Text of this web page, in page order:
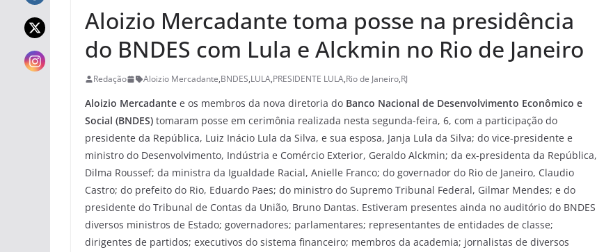
Aloizio Mercadante toma posse na presidência
do BNDES com Lula e Alckmin no Rio de Janeiro
Redação Aloizio Mercadante,BNDES,LULA,PRESIDENTE LULA,Rio de Janeiro,RJ
Aloizio Mercadante e os membros da nova diretoria do Banco Nacional de Desenvolvimento Econômico e
Social (BNDES) tomaram posse em cerimônia realizada nesta segunda-feira, 6, com a participação do
presidente da República, Luiz Inácio Lula da Silva, e sua esposa, Janja Lula da Silva; do vice-presidente e
ministro do Desenvolvimento, Indústria e Comércio Exterior, Geraldo Alckmin; da ex-presidenta da República,
Dilma Roussef; da ministra da Igualdade Racial, Anielle Franco; do governador do Rio de Janeiro, Claudio
Castro; do prefeito do Rio, Eduardo Paes; do ministro do Supremo Tribunal Federal, Gilmar Mendes; e do
presidente do Tribunal de Contas da União, Bruno Dantas. Estiveram presentes ainda no auditório do BNDES
diversos ministros de Estado; governadores; parlamentares; representantes de entidades de classe;
dirigentes de partidos; executivos do sistema financeiro; membros da academia; jornalistas de diversos